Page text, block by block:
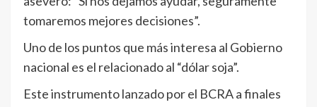
tomaremos mejores decisiones”.
Uno de los puntos que más interesa al Gobierno
nacional es el relacionado al “dólar soja”.
Este instrumento lanzado por el BCRA a finales